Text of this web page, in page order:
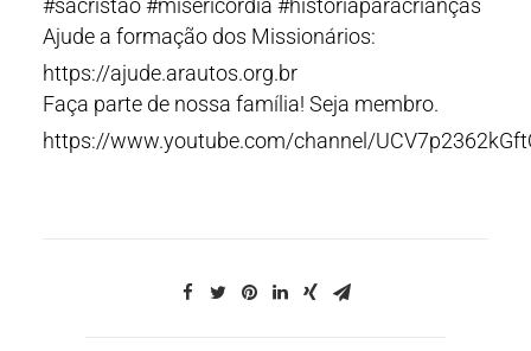
#sacristão #misericórdia #históriaparacrianças
Ajude a formação dos Missionários:
https://ajude.arautos.org.br
Faça parte de nossa família! Seja membro.
https://www.youtube.com/channel/